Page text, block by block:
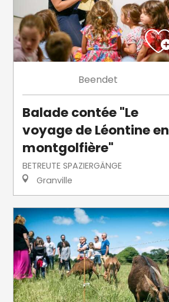
Beendet
Balade contée "Le
voyage de Léontine en
montgolfière"
BETREUTE SPAZIERGÄNGE
Granville